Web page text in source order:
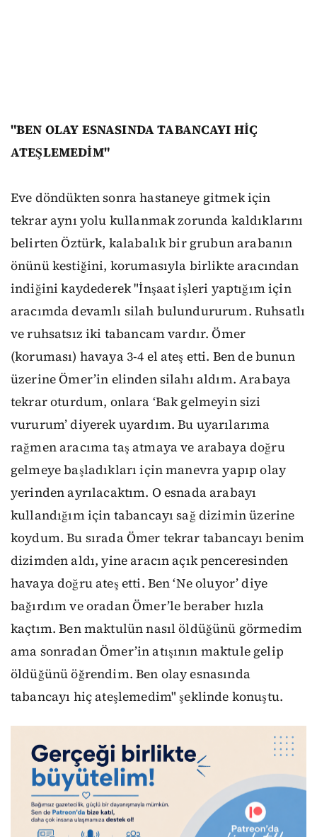
"BEN OLAY ESNASINDA TABANCAYI HİÇ
ATEŞLEMEDİM"
Eve döndükten sonra hastaneye gitmek için
tekrar aynı yolu kullanmak zorunda kaldıklarını
belirten Öztürk, kalabalık bir grubun arabanın
önünü kestiğini, korumasıyla birlikte aracından
indiğini kaydederek "İnşaat işleri yaptığım için
aracımda devamlı silah bulundururum. Ruhsatlı
ve ruhsatsız iki tabancam vardır. Ömer
(koruması) havaya 3-4 el ateş etti. Ben de bunun
üzerine Ömer’in elinden silahı aldım. Arabaya
tekrar oturdum, onlara ‘Bak gelmeyin sizi
vururum’ diyerek uyardım. Bu uyarılarıma
rağmen aracıma taş atmaya ve arabaya doğru
gelmeye başladıkları için manevra yapıp olay
yerinden ayrılacaktım. O esnada arabayı
kullandığım için tabancayı sağ dizimin üzerine
koydum. Bu sırada Ömer tekrar tabancayı benim
dizimden aldı, yine aracın açık penceresinden
havaya doğru ateş etti. Ben ‘Ne oluyor’ diye
bağırdım ve oradan Ömer’le beraber hızla
kaçtım. Ben maktulün nasıl öldüğünü görmedim
ama sonradan Ömer’in atışının maktule gelip
öldüğünü öğrendim. Ben olay esnasında
tabancayı hiç ateşlemedim" şeklinde konuştu.